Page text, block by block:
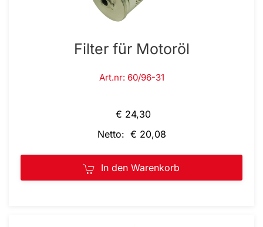
Filter für Motoröl
Art.nr: 60/96-31
€ 24,30
Netto: € 20,08
In den Warenkorb